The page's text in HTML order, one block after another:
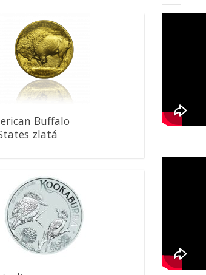
Pridať k
obľúbeným
Buffalo
zlatá
Pridať k
obľúbeným